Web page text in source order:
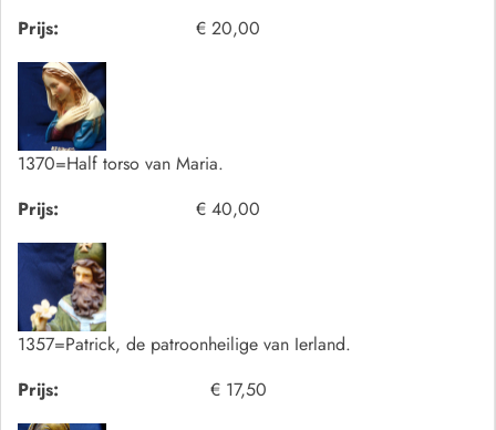
Prijs:
€ 20,00
1370=Half torso van Maria.
Prijs:
€ 40,00
1357=Patrick, de patroonheilige van Ierland.
Prijs:
€ 17,50